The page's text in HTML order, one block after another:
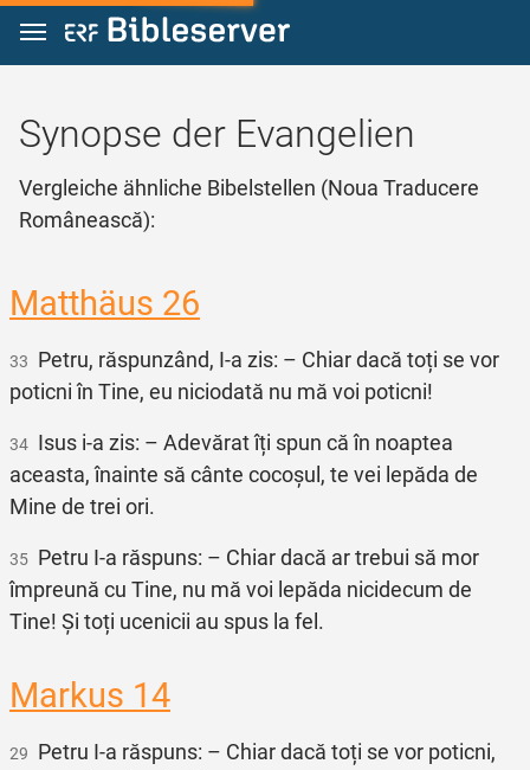
Zum Inhalt springen
Synopse der Evangelien
Vergleiche ähnliche Bibelstellen (Noua Traducere
Românească):
Matthäus 26
33 Petru, răspunzând, I‑a zis: – Chiar dacă toți se vor
poticni în Tine, eu niciodată nu mă voi poticni!
34 Isus i‑a zis: – Adevărat îți spun că în noaptea
aceasta, înainte să cânte cocoșul, te vei lepăda de
Mine de trei ori.
35 Petru I‑a răspuns: – Chiar dacă ar trebui să mor
împreună cu Tine, nu mă voi lepăda nicidecum de
Tine! Și toți ucenicii au spus la fel.
Markus 14
29 Petru I‑a răspuns: – Chiar dacă toți se vor poticni,